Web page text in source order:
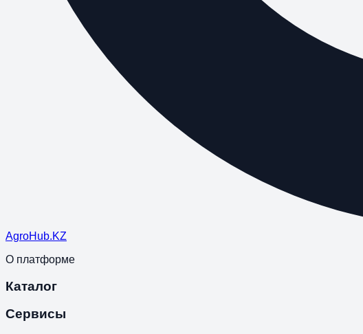
AgroHub.KZ
О платформе
Каталог
Сервисы